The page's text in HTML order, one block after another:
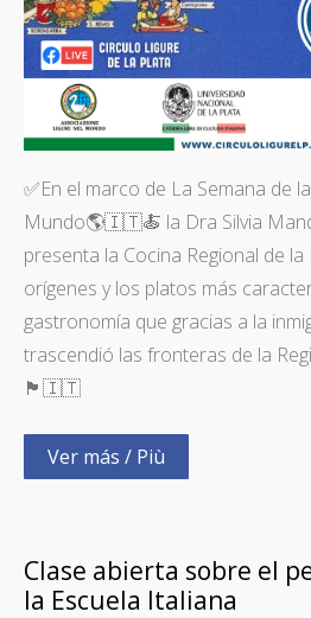
✅En el marco de La Semana de
Mundo🌎🇮🇹🍝 la Dra Silvia
presenta la Cocina Regional de la
orígenes y los platos más
gastronomía que gracias a la
trascendió las fronteras de la
🏴󠁧󠁢󠁥󠁮󠁧󠁿🇮🇹
Ver más / Più
Clase abierta sobre el
la Escuela Italiana